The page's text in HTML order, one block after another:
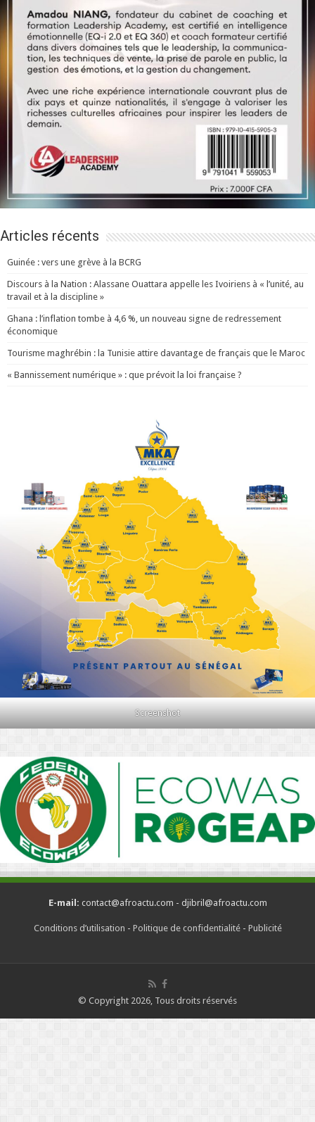
Articles récents
Guinée : vers une grève à la BCRG
Discours à la Nation : Alassane Ouattara appelle les Ivoiriens à « l’unité, au
travail et à la discipline »
Ghana : l’inflation tombe à 4,6 %, un nouveau signe de redressement
économique
Tourisme maghrébin : la Tunisie attire davantage de français que le Maroc
« Bannissement numérique » : que prévoit la loi française ?
Screenshot
E-mail: contact@afroactu.com - djibril@afroactu.com
Conditions d’utilisation - Politique de confidentialité- Publicité
© Copyright 2026, Tous droits réservés